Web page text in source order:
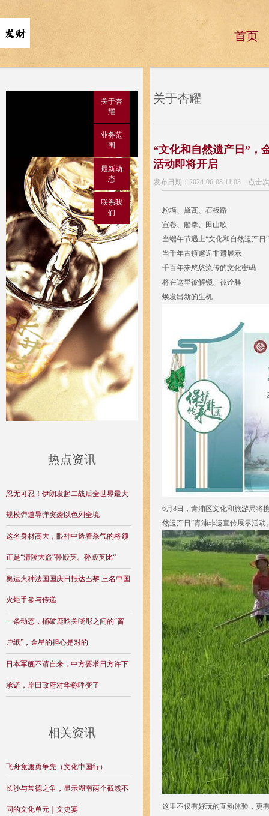
首页
热点资讯
忍无可忍！伊朗发起二战后全世界最大
规模弹道导弹突袭以色列全境
这名身材高大，眼神中透着杀气的将领
正是“清陵大盗”孙殿英。孙殿英比“
奥运火种法国国庆日抵达巴黎 三名中国
火炬手参与传递
一条动态，捅破鹿晗关晓彤之间的“窗
户纸”，金星的担心是对的
日本军舰不请自来，中方要求日方许下
承诺，岸田政府对华称呼变了
相关资讯
飞舟竞渡勇争先（文化中国行）
长沙与常德之争，显示湖南两个截然不
同的文化单元｜文史宴
关于杏耀
关于杏
耀
业务范
围
最新动
态
联系我
们
“文化和自然遗产日”，
活动即将开启
发布日期：2024-06-08 11:03 点击
粉墙、黛瓦、石板路
宣卷、船拳、田山歌
当端午节遇上“文化和自然遗产日”
当千年古镇邂逅非遗展示
千百年来悠悠流传的文化密码
将在这里被解锁、被诠释
焕发出新的生机
6月8日，青浦区文化和旅游局将
然遗产日”青浦非遗宣传展示活
这里不仅有好玩的互动体验，更